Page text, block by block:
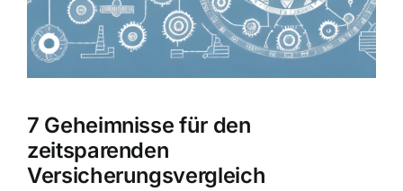
Hausratversicherung
Berufsunfähigkeitsversicherung
Weitere Tarifvergleiche
Hilfe und Kontakt
7 Geheimnisse für den
zeitsparenden
Versicherungsvergleich